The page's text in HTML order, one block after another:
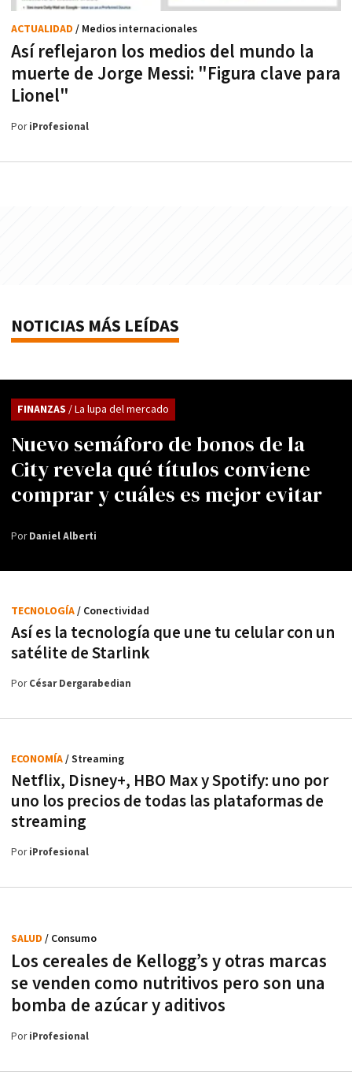
Así reflejaron los medios del mundo la
muerte de Jorge Messi: "Figura clave para
Lionel"
ACTUALIDAD / Medios internacionales
PoriProfesional
NOTICIAS MÁS LEÍDAS
Nuevo semáforo de bonos de la
City revela qué títulos conviene
comprar y cuáles es mejor evitar
FINANZAS / La lupa del mercado
PorDaniel Alberti
Así es la tecnología que une tu celular con un
satélite de Starlink
TECNOLOGÍA/ Conectividad
PorCésar Dergarabedian
Netflix, Disney+, HBO Max y Spotify: uno por
uno los precios de todas las plataformas de
streaming
ECONOMÍA/ Streaming
PoriProfesional
Los cereales de Kellogg’s y otras marcas
se venden como nutritivos pero son una
bomba de azúcar y aditivos
SALUD / Consumo
PoriProfesional